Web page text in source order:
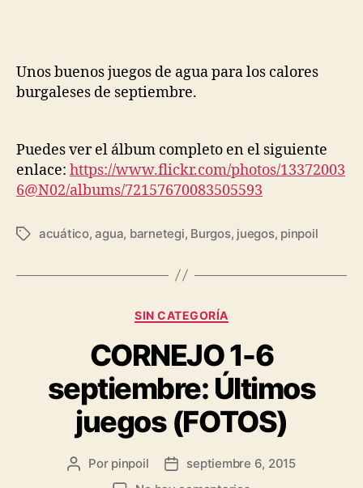
Unos buenos juegos de agua para los calores
burgaleses de septiembre.
Puedes ver el álbum completo en el siguiente
enlace: https://www.flickr.com/photos/13372003
6@N02/albums/72157670083505593
acuático,agua, barnetegi, Burgos, juegos, pinpoil
SIN CATEGORÍA
CORNEJO 1-6
septiembre: Últimos
juegos (FOTOS)
Por pinpoil
septiembre 6, 2015